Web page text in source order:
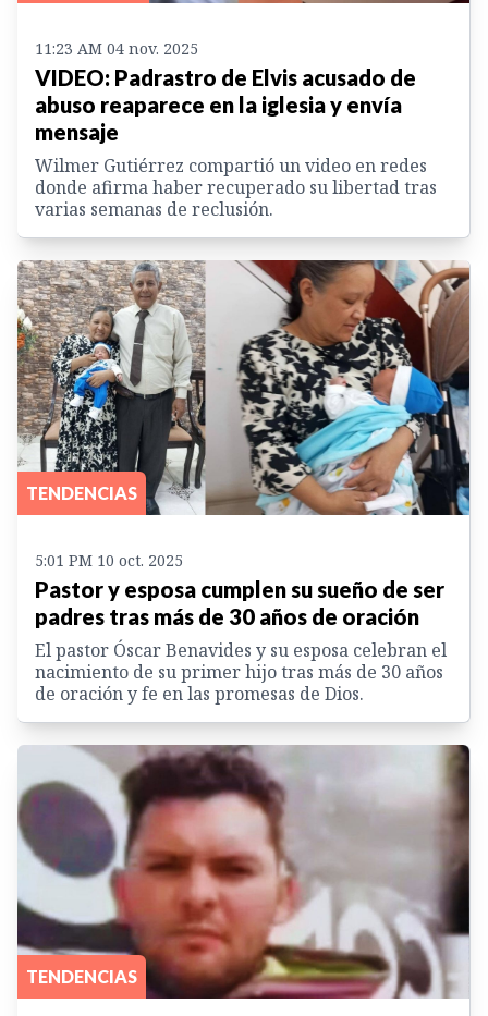
11:23 AM 04 nov. 2025
VIDEO: Padrastro de Elvis acusado de
abuso reaparece en la iglesia y envía
mensaje
Wilmer Gutiérrez compartió un video en redes
donde afirma haber recuperado su libertad tras
varias semanas de reclusión.
TENDENCIAS
5:01 PM 10 oct. 2025
Pastor y esposa cumplen su sueño de ser
padres tras más de 30 años de oración
El pastor Óscar Benavides y su esposa celebran el
nacimiento de su primer hijo tras más de 30 años
de oración y fe en las promesas de Dios.
TENDENCIAS